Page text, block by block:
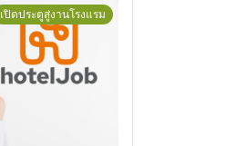
เปิดประตูสู่งานโรงแรม